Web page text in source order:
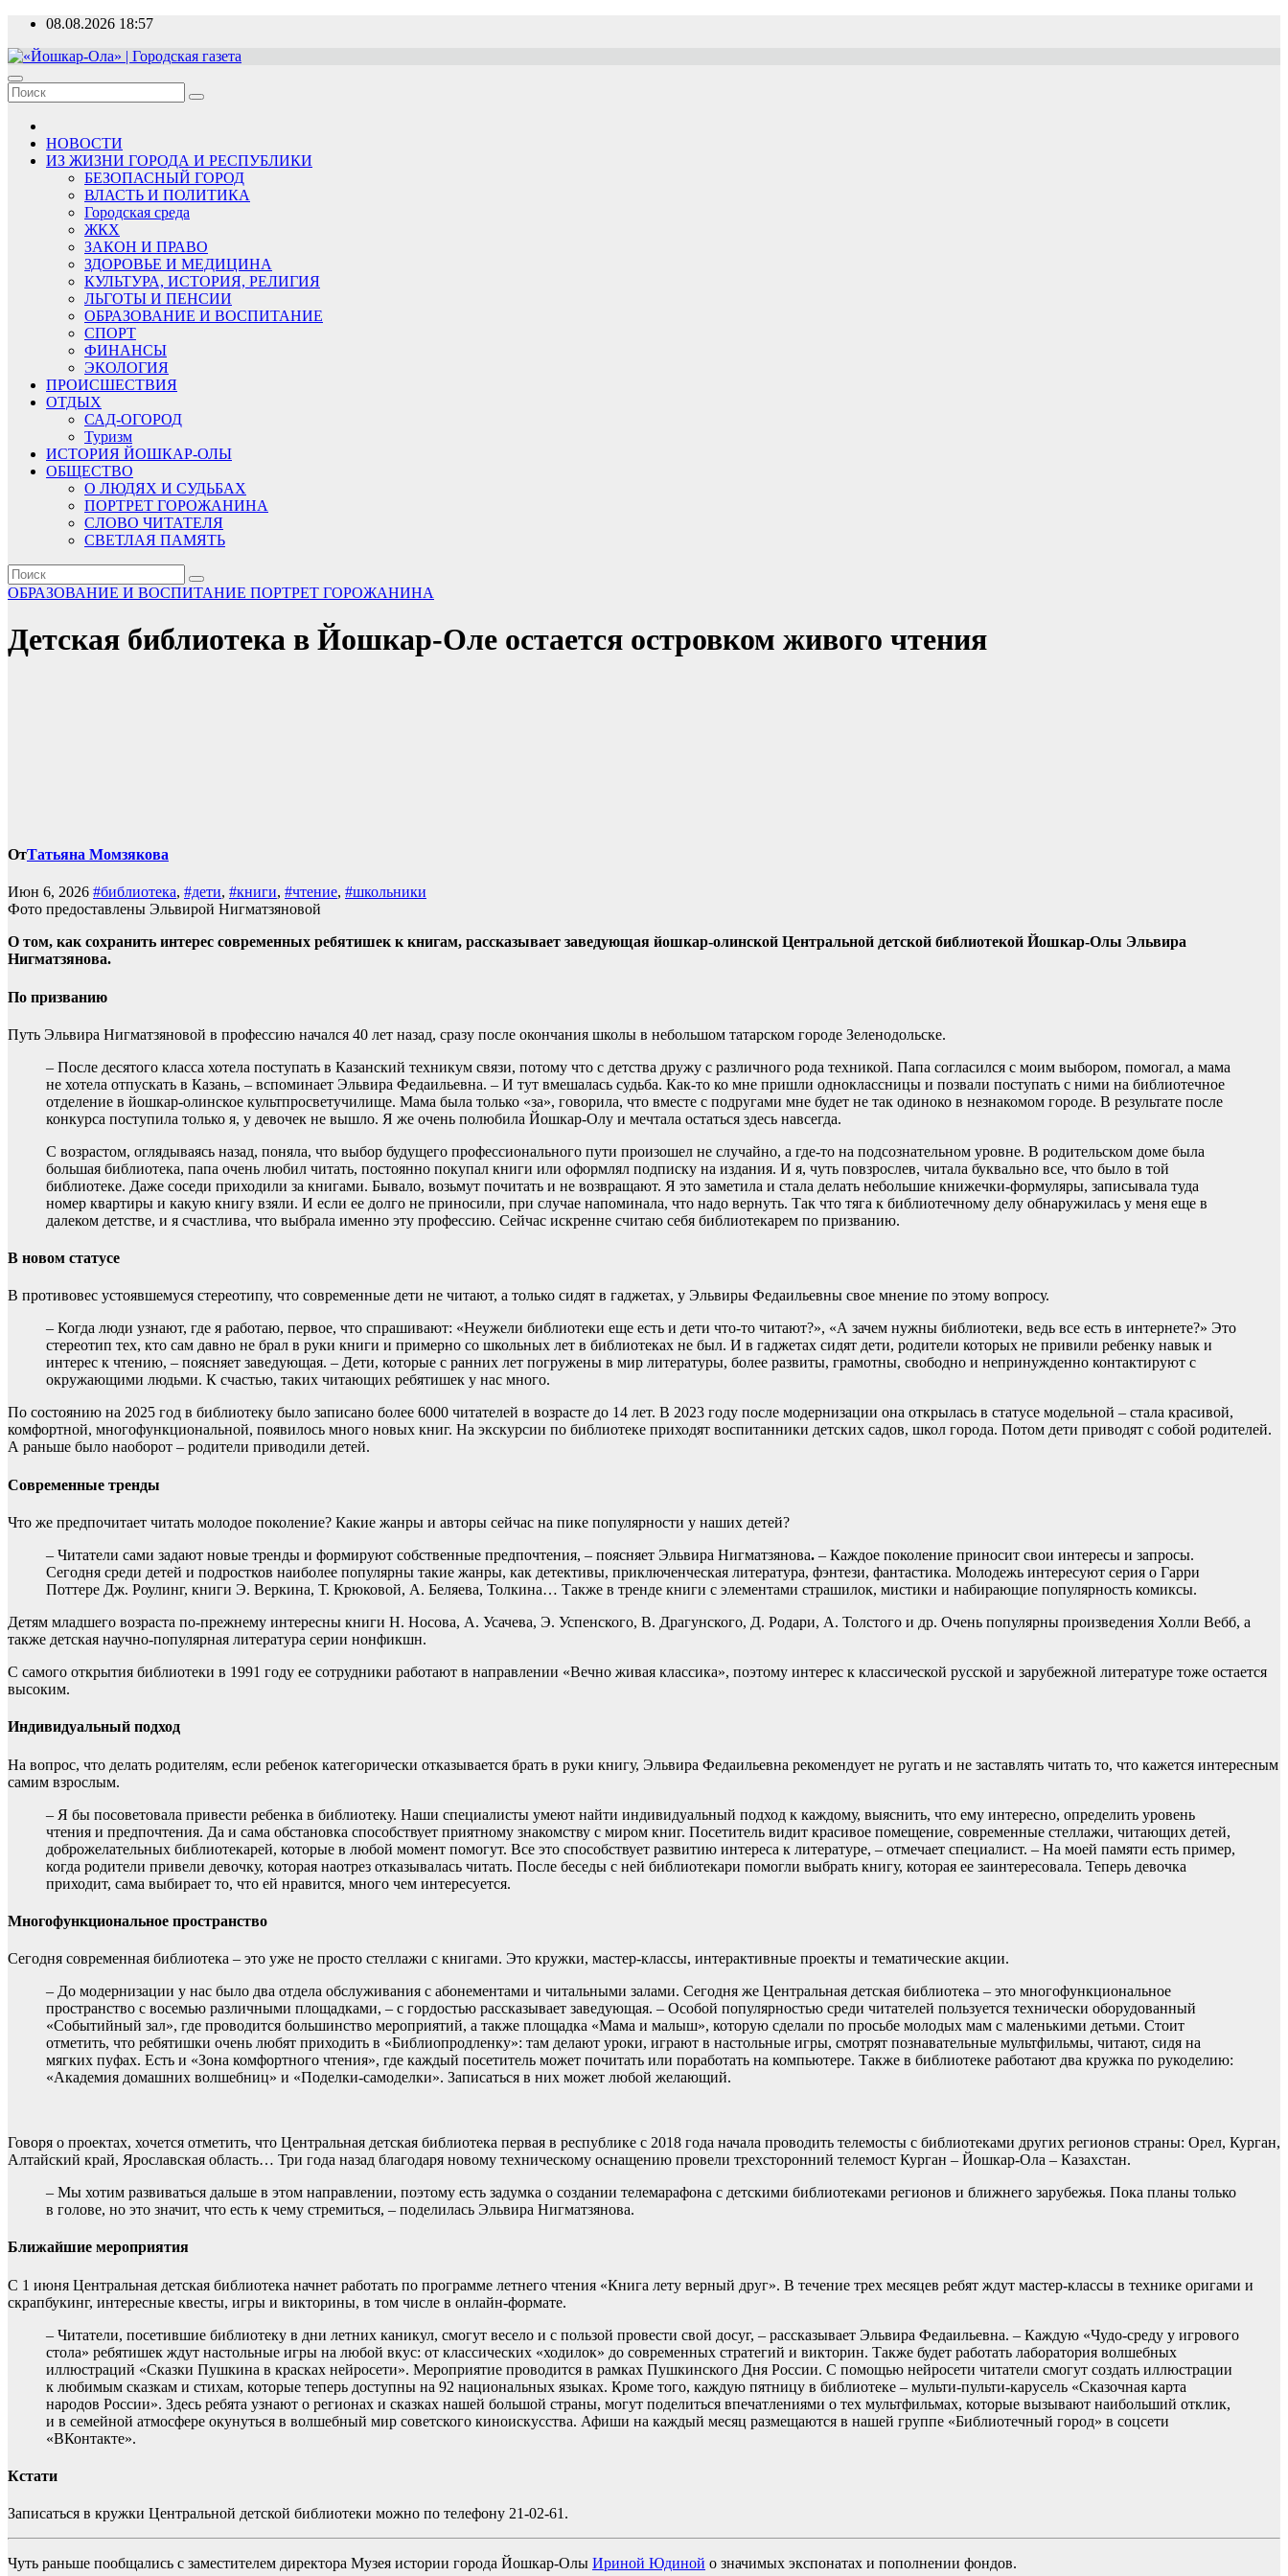
Перейти
содержимому
08.08.2026 18:57
«Йошкар-Ола» | Городская газета
Новости, события, люди
НОВОСТИ
ИЗ ЖИЗНИ ГОРОДА И РЕСПУБЛИКИ
БЕЗОПАСНЫЙ ГОРОД
ВЛАСТЬ И ПОЛИТИКА
Городская среда
ЖКХ
ЗАКОН И ПРАВО
ЗДОРОВЬЕ И МЕДИЦИНА
КУЛЬТУРА, ИСТОРИЯ, РЕЛИГИЯ
ЛЬГОТЫ И ПЕНСИИ
ОБРАЗОВАНИЕ И ВОСПИТАНИЕ
СПОРТ
ФИНАНСЫ
ЭКОЛОГИЯ
ПРОИСШЕСТВИЯ
ОТДЫХ
САД-ОГОРОД
Туризм
ИСТОРИЯ ЙОШКАР-ОЛЫ
ОБЩЕСТВО
О ЛЮДЯХ И СУДЬБАХ
ПОРТРЕТ ГОРОЖАНИНА
СЛОВО ЧИТАТЕЛЯ
СВЕТЛАЯ ПАМЯТЬ
ОБРАЗОВАНИЕ И ВОСПИТАНИЕ ПОРТРЕТ ГОРОЖАНИНА
Детская библиотека в Йошкар-Оле остается островком живого чтения
ОтТатьяна Момзякова
Июн 6, 2026 #библиотека, #дети, #книги, #чтение, #школьники
Фото предоставлены Эльвирой Нигматзяновой
О том, как сохранить интерес современных ребятишек к книгам, рассказывает заведующая йошкар-олинской Центральной детской библиотекой Йошкар-Олы Эльвира
Нигматзянова.
По призванию
Путь Эльвира Нигматзяновой в профессию начался 40 лет назад, сразу после окончания школы в небольшом татарском городе Зеленодольске.
– После десятого класса хотела поступать в Казанский техникум связи, потому что с детства дружу с различного рода техникой. Папа согласился с моим выбором, помогал, а мама
не хотела отпускать в Казань, – вспоминает Эльвира Федаильевна. – И тут вмешалась судьба. Как-то ко мне пришли одноклассницы и позвали поступать с ними на библиотечное
отделение в йошкар-олинское культпросветучилище. Мама была только «за», говорила, что вместе с подругами мне будет не так одиноко в незнакомом городе. В результате после
конкурса поступила только я, у девочек не вышло. Я же очень полюбила Йошкар-Олу и мечтала остаться здесь навсегда.
С возрастом, оглядываясь назад, поняла, что выбор будущего профессионального пути произошел не случайно, а где-то на подсознательном уровне. В родительском доме была
большая библиотека, папа очень любил читать, постоянно покупал книги или оформлял подписку на издания. И я, чуть повзрослев, читала буквально все, что было в той
библиотеке. Даже соседи приходили за книгами. Бывало, возьмут почитать и не возвращают. Я это заметила и стала делать небольшие книжечки-формуляры, записывала туда
номер квартиры и какую книгу взяли. И если ее долго не приносили, при случае напоминала, что надо вернуть. Так что тяга к библиотечному делу обнаружилась у меня еще в
далеком детстве, и я счастлива, что выбрала именно эту профессию. Сейчас искренне считаю себя библиотекарем по призванию.
В новом статусе
В противовес устоявшемуся стереотипу, что современные дети не читают, а только сидят в гаджетах, у Эльвиры Федаильевны свое мнение по этому вопросу.
– Когда люди узнают, где я работаю, первое, что спрашивают: «Неужели библиотеки еще есть и дети что-то читают?», «А зачем нужны библиотеки, ведь все есть в интернете?» Это
стереотип тех, кто сам давно не брал в руки книги и примерно со школьных лет в библиотеках не был. И в гаджетах сидят дети, родители которых не привили ребенку навык и
интерес к чтению, – поясняет заведующая. – Дети, которые с ранних лет погружены в мир литературы, более развиты, грамотны, свободно и непринужденно контактируют с
окружающими людьми. К счастью, таких читающих ребятишек у нас много.
По состоянию на 2025 год в библиотеку было записано более 6000 читателей в возрасте до 14 лет. В 2023 году после модернизации она открылась в статусе модельной – стала красивой,
комфортной, многофункциональной, появилось много новых книг. На экскурсии по библиотеке приходят воспитанники детских садов, школ города. Потом дети приводят с собой родителей.
А раньше было наоборот – родители приводили детей.
Современные тренды
Что же предпочитает читать молодое поколение? Какие жанры и авторы сейчас на пике популярности у наших детей?
– Читатели сами задают новые тренды и формируют собственные предпочтения, – поясняет Эльвира Нигматзянова. – Каждое поколение приносит свои интересы и запросы.
Сегодня среди детей и подростков наиболее популярны такие жанры, как детективы, приключенческая литература, фэнтези, фантастика. Молодежь интересуют серия о Гарри
Поттере Дж. Роулинг, книги Э. Веркина, Т. Крюковой, А. Беляева, Толкина… Также в тренде книги с элементами страшилок, мистики и набирающие популярность комиксы.
Детям младшего возраста по-прежнему интересны книги Н. Носова, А. Усачева, Э. Успенского, В. Драгунского, Д. Родари, А. Толстого и др. Очень популярны произведения Холли Вебб, а
также детская научно-популярная литература серии нонфикшн.
С самого открытия библиотеки в 1991 году ее сотрудники работают в направлении «Вечно живая классика», поэтому интерес к классической русской и зарубежной литературе тоже остается
высоким.
Индивидуальный подход
На вопрос, что делать родителям, если ребенок категорически отказывается брать в руки книгу, Эльвира Федаильевна рекомендует не ругать и не заставлять читать то, что кажется интересным
самим взрослым.
– Я бы посоветовала привести ребенка в библиотеку. Наши специалисты умеют найти индивидуальный подход к каждому, выяснить, что ему интересно, определить уровень
чтения и предпочтения. Да и сама обстановка способствует приятному знакомству с миром книг. Посетитель видит красивое помещение, современные стеллажи, читающих детей,
доброжелательных библиотекарей, которые в любой момент помогут. Все это способствует развитию интереса к литературе, – отмечает специалист. – На моей памяти есть пример,
когда родители привели девочку, которая наотрез отказывалась читать. После беседы с ней библиотекари помогли выбрать книгу, которая ее заинтересовала. Теперь девочка
приходит, сама выбирает то, что ей нравится, много чем интересуется.
Многофункциональное пространство
Сегодня современная библиотека – это уже не просто стеллажи с книгами. Это кружки, мастер-классы, интерактивные проекты и тематические акции.
– До модернизации у нас было два отдела обслуживания с абонементами и читальными залами. Сегодня же Центральная детская библиотека – это многофункциональное
пространство с восемью различными площадками, – с гордостью рассказывает заведующая. – Особой популярностью среди читателей пользуется технически оборудованный
«Событийный зал», где проводится большинство мероприятий, а также площадка «Мама и малыш», которую сделали по просьбе молодых мам с маленькими детьми. Стоит
отметить, что ребятишки очень любят приходить в «Библиопродленку»: там делают уроки, играют в настольные игры, смотрят познавательные мультфильмы, читают, сидя на
мягких пуфах. Есть и «Зона комфортного чтения», где каждый посетитель может почитать или поработать на компьютере. Также в библиотеке работают два кружка по рукоделию:
«Академия домашних волшебниц» и «Поделки-самоделки». Записаться в них может любой желающий.
Говоря о проектах, хочется отметить, что Центральная детская библиотека первая в республике с 2018 года начала проводить телемосты с библиотеками других регионов страны: Орел, Курган,
Алтайский край, Ярославская область… Три года назад благодаря новому техническому оснащению провели трехсторонний телемост Курган – Йошкар-Ола – Казахстан.
– Мы хотим развиваться дальше в этом направлении, поэтому есть задумка о создании телемарафона с детскими библиотеками регионов и ближнего зарубежья. Пока планы только
в голове, но это значит, что есть к чему стремиться, – поделилась Эльвира Нигматзянова.
Ближайшие мероприятия
С 1 июня Центральная детская библиотека начнет работать по программе летнего чтения «Книга лету верный друг». В течение трех месяцев ребят ждут мастер-классы в технике оригами и
скрапбукинг, интересные квесты, игры и викторины, в том числе в онлайн-формате.
– Читатели, посетившие библиотеку в дни летних каникул, смогут весело и с пользой провести свой досуг, – рассказывает Эльвира Федаильевна. – Каждую «Чудо-среду у игрового
стола» ребятишек ждут настольные игры на любой вкус: от классических «ходилок» до современных стратегий и викторин. Также будет работать лаборатория волшебных
иллюстраций «Сказки Пушкина в красках нейросети». Мероприятие проводится в рамках Пушкинского Дня России. С помощью нейросети читатели смогут создать иллюстрации
к любимым сказкам и стихам, которые теперь доступны на 92 национальных языках. Кроме того, каждую пятницу в библиотеке – мульти-пульти-карусель «Сказочная карта
народов России». Здесь ребята узнают о регионах и сказках нашей большой страны, могут поделиться впечатлениями о тех мультфильмах, которые вызывают наибольший отклик,
и в семейной атмосфере окунуться в волшебный мир советского киноискусства. Афиши на каждый месяц размещаются в нашей группе «Библиотечный город» в соцсети
«ВКонтакте».
Кстати
Записаться в кружки Центральной детской библиотеки можно по телефону 21-02-61.
Чуть раньше пообщались с заместителем директора Музея истории города Йошкар-Олы Ириной Юдиной о значимых экспонатах и пополнении фондов.